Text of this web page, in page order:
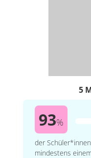
5
93%
der
mindestens